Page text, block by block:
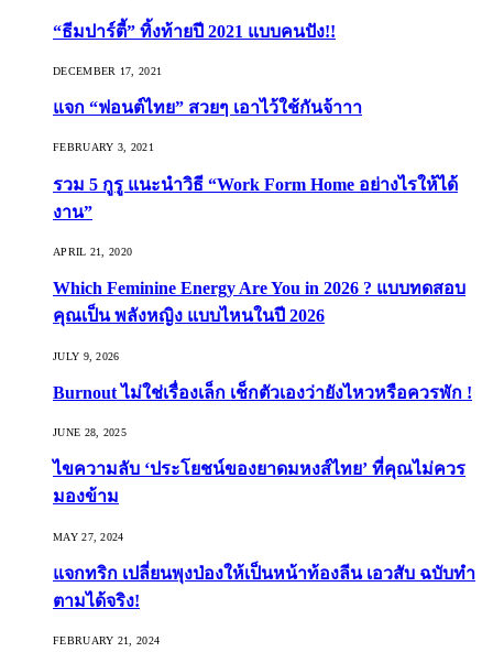
“ธีมปาร์ตี้” ทิ้งท้ายปี 2021 แบบคนปัง!!
DECEMBER 17, 2021
แจก “ฟอนต์ไทย” สวยๆ เอาไว้ใช้กันจ้าาา
FEBRUARY 3, 2021
รวม 5 กูรู แนะนำวิธี “Work Form Home อย่างไรให้ได้
งาน”
APRIL 21, 2020
Which Feminine Energy Are You in 2026 ? แบบทดสอบ
คุณเป็น พลังหญิง แบบไหนในปี 2026
JULY 9, 2026
Burnout ไม่ใช่เรื่องเล็ก เช็กตัวเองว่ายังไหวหรือควรพัก !
JUNE 28, 2025
ไขความลับ ‘ประโยชน์ของยาดมหงส์ไทย’ ที่คุณไม่ควร
มองข้าม
MAY 27, 2024
แจกทริก เปลี่ยนพุงป่องให้เป็นหน้าท้องลีน เอวสับ ฉบับทำ
ตามได้จริง!
FEBRUARY 21, 2024